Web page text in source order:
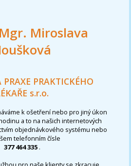
Miroslava
PRAKTICKÉHO
s.r.o.
k ošetření nebo pro jiný úkon
a to na našich internetových
objednávkového systému nebo
telefonním čísle
377 464 335 .